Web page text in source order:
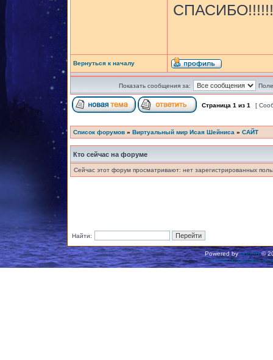
Вернуться к началу
Показать сообщения за:
Страница 1 из 1 [
Список форумов » Виртуальный мир Исая Шейниса » САЙТ
Кто сейчас на форуме
Сейчас этот форум просматривают: нет зарегистрированных
Найти:
Powered byphpBB©
Русская поддержка